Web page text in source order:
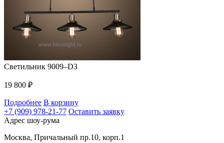
Светильник 9009–D3
19 800 ₽
Подробнее В корзину
+7 (909) 978-21-77 Оставить заявку
Адрес шоу-рума
Москва, Причальный пр.10, корп.1